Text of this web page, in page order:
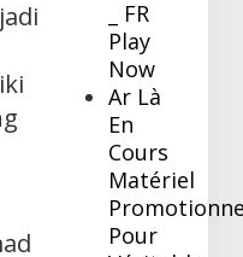
_ FR
Play
Now
Ar Là
En
Cours
Matériel
Pour